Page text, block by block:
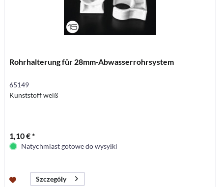
Rohrhalterung für 28mm-Abwasserrohrsystem
65149
Kunststoff weiß
1,10 € *
Natychmiast gotowe do wysyłki
Szczegóły